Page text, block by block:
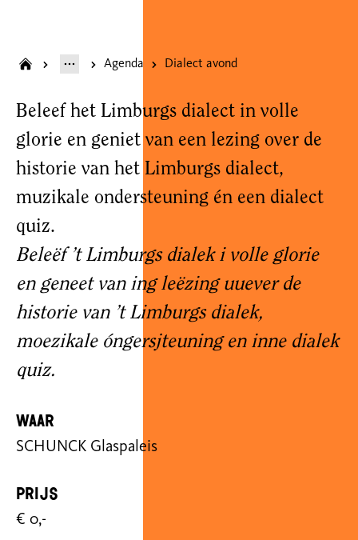
Agenda Dialect avond
Beleef het Limburgs dialect in volle
glorie en geniet van een lezing over de
historie van het Limburgs dialect,
muzikale ondersteuning én een dialect
quiz.
Beleëf ’t Limburgs dialek i volle glorie
en geneet van ing leëzing uuever de
historie van ’t Limburgs dialek,
moezikale óngersjteuning en inne dialek
quiz.
Waar
SCHUNCK Glaspaleis
Prijs
€ 0,-